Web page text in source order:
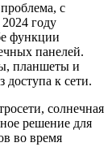
с
году
функции
панелей.
планшеты и
доступа к сети.
солнечная
решение для
во время